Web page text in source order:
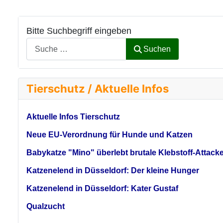
Bitte Suchbegriff eingeben
Suchen
Tierschutz / Aktuelle Infos
Aktuelle Infos Tierschutz
Neue EU-Verordnung für Hunde und Katzen
Babykatze "Mino" überlebt brutale Klebstoff-
Katzenelend in Düsseldorf: Der kleine Hunger
Katzenelend in Düsseldorf: Kater Gustaf
Qualzucht